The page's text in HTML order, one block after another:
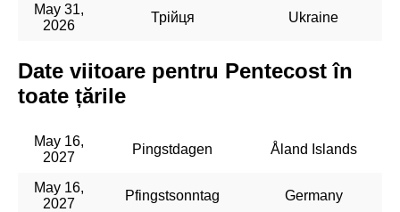
May 31,
2026
Трійця Ukraine
Date viitoare pentru Pentecost în
toate țările
May 16,
2027
Pingstdagen Åland Islands
May 16,
2027
Pfingstsonntag Germany